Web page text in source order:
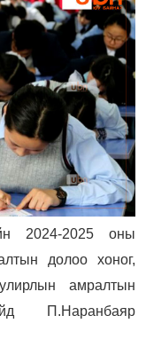
2024-2025 оны
долоо хоног,
амралтын
П.Наранбаяр